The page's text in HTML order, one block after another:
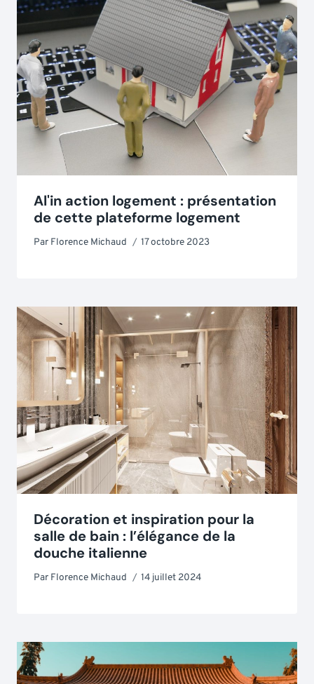
Al'in action logement : présentation
de cette plateforme logement
Par Florence Michaud 17 octobre 2023
Décoration et inspiration pour la
salle de bain : l’élégance de la
douche italienne
Par Florence Michaud 14 juillet 2024